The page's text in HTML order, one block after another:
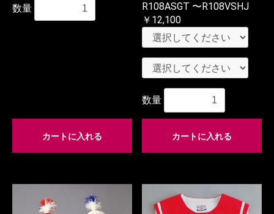
数量
カートに入れる
R108ASGT 〜R108VSHJ
￥12,100
数量
カートに入れる